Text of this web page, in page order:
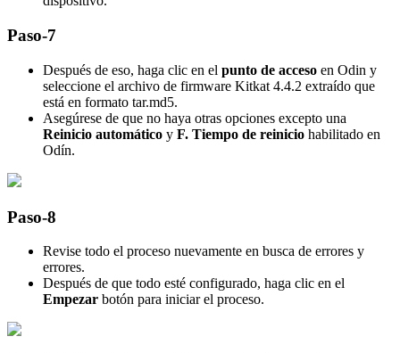
Paso-7
Después de eso, haga clic en el punto de acceso en Odin y
seleccione el archivo de firmware Kitkat 4.4.2 extraído que
está en formato tar.md5.
Asegúrese de que no haya otras opciones excepto una
Reinicio automático y F. Tiempo de reinicio habilitado en
Odín.
Paso-8
Revise todo el proceso nuevamente en busca de errores y
errores.
Después de que todo esté configurado, haga clic en el
Empezar botón para iniciar el proceso.